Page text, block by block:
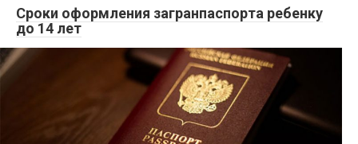
Сроки оформления загранпаспорта ребенку
до 14 лет